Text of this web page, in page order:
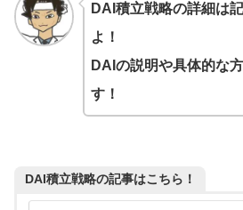
DAI積立戦略の詳細は
よ！
DAIの説明や具体的な
す！
DAI積立戦略の記事はこちら！